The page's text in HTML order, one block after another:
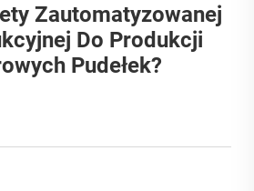
Zautomatyzowanej
Do Produkcji
Pudełek?